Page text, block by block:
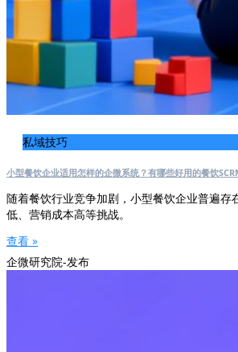
私域技巧
小型餐饮企业适用怎样的企微系统？有哪些好用的餐饮
随着餐饮行业竞争加剧，小型餐饮企业普遍存
低、营销成本高等挑战。
查看 »
企微研究院-发布